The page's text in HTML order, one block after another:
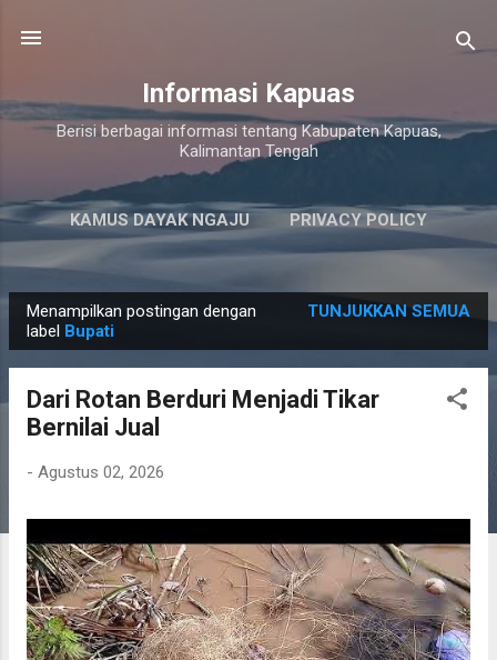
Informasi Kapuas
Berisi berbagai informasi tentang Kabupaten Kapuas,
Kalimantan Tengah
KAMUS DAYAK NGAJU PRIVACY POLICY
LAINNYA…
o
Menampilkan postingan dengan
label Bupati
TUNJUKKAN SEMUA
Dari Rotan Berduri Menjadi Tikar
Bernilai Jual
- Agustus 02, 2026